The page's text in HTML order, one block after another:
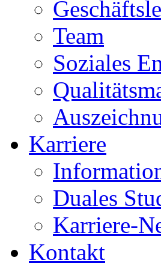
Team
Soziales
Karriere
Duales
Karriere-
Kontakt